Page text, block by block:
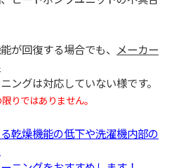
が回復する場合でも、
メーカー
ングは対応していない様です。
りではありません。
乾燥機能の低下や洗濯機内部の